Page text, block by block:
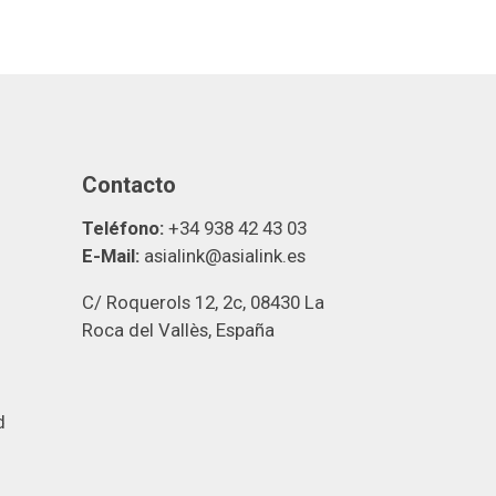
Contacto
Teléfono: +34 938 42 43 03
E-Mail: asialink@asialink.es
C/ Roquerols 12, 2c, 08430 La
Roca del Vallès, España